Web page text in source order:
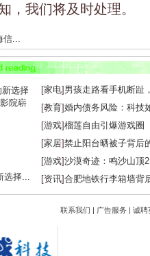
，我们将及时处理。
...
的活...
择...
[家电] 男孩走路看手机断趾
[教育]婚内债务风险：科技
[游戏]榴莲自由引爆游戏圈
[家居]禁止阳台晒被子背后
[游戏]沙漠奇迹：鸣沙山顶
[资讯]合肥地铁行李箱墙背
联系我们 | 广告服务 | 诚聘